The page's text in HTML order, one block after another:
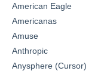
American Eagle
Americanas
Amuse
Anthropic
Anysphere (Cursor)